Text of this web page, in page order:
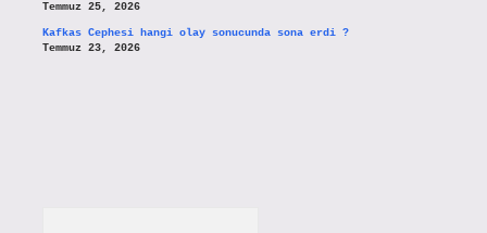
Temmuz 25, 2026
Kafkas Cephesi hangi olay sonucunda sona erdi ?
Temmuz 23, 2026